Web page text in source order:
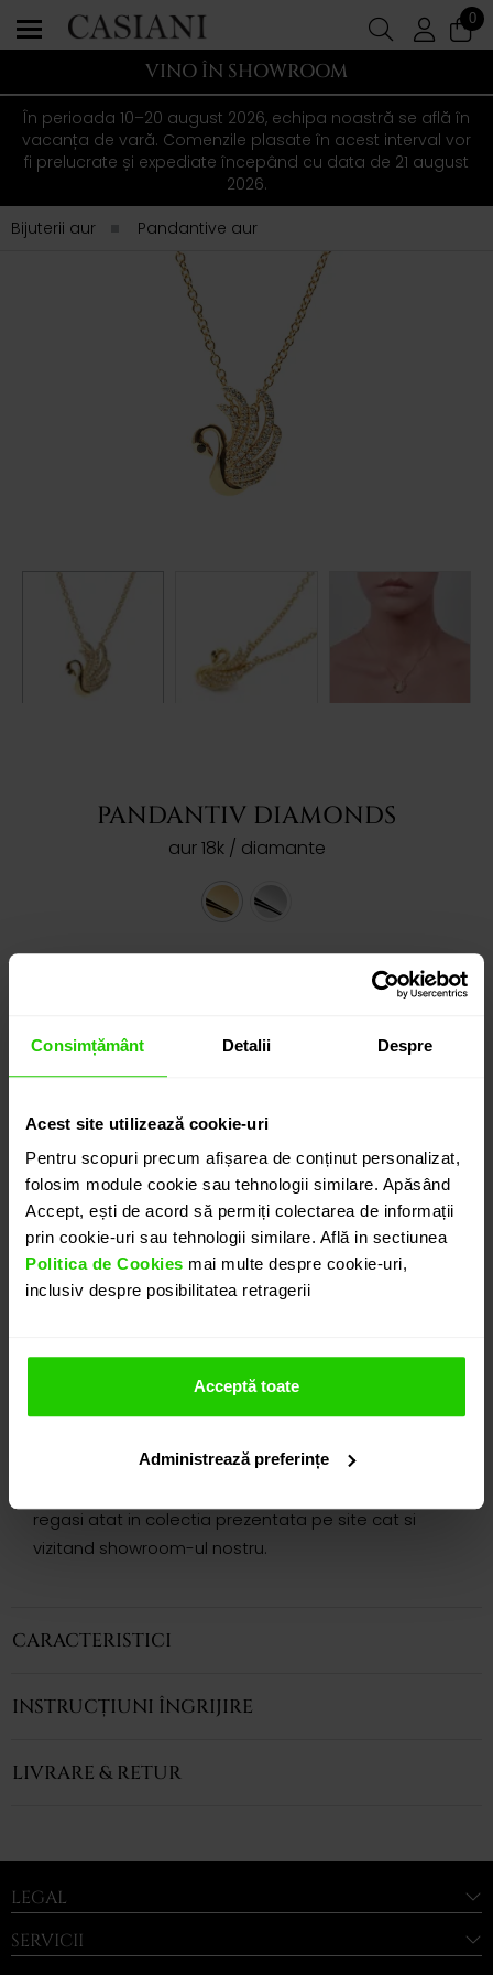
Consimțământ Detalii Despre
Acest site utilizează cookie-uri
Pentru scopuri precum afișarea de conținut personalizat,
folosim module cookie sau tehnologii similare. Apăsând
Accept, ești de acord să permiți colectarea de informații
prin cookie-uri sau tehnologii similare. Află in sectiunea
Politica de Cookies mai multe despre cookie-uri,
inclusiv despre posibilitatea retragerii
Acceptă toate
Administrează preferințe
0
VINO ÎN SHOWROOM
În perioada 10–20 august 2026, echipa noastră se află în
vacanța de vară. Comenzile plasate în acest interval vor
fi prelucrate și expediate începând cu data de 21 august
2026.
Bijuterii aur
Pandantive aur
PANDANTIV DIAMONDS
aur 18k / diamante
detalii suplimentare
PROGRAMEAZĂ O ÎNTÂLNIRE
DETALII
PANDANTIV DIAMONDS
discreta si eleganta.
regasi atat in colectia prezentata pe site cat si
vizitand showroom-ul nostru.
CARACTERISTICI
INSTRUCȚIUNI ÎNGRIJIRE
LIVRARE & RETUR
LEGAL
SERVICII